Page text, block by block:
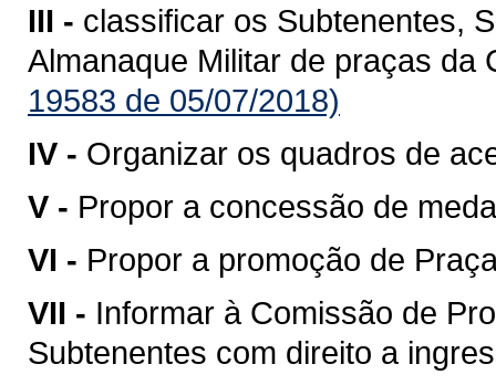
III - classificar os Subtenentes,
Almanaque Militar de praças da
19583 de 05/07/2018)
IV - Organizar os quadros de
V - Propor a concessão de
VI - Propor a promoção de
VII - Informar à Comissão de
Subtenentes com direito a